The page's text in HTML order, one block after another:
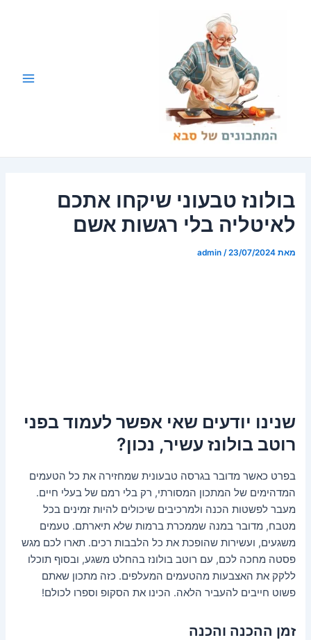
בולונז טבעוני שיקחו אתכם
לאיטליה בלי רגשות אשם
מאת admin /23/07/2024
שנינו יודעים שאי אפשר לעמוד בפני
רוטב בולונז עשיר, נכון?
בפרט כאשר מדובר בגרסה טבעונית שמחזירה את כל הטעמים
המדהימים של המתכון המסורתי, רק בלי רמם של בעלי חיים.
מעבר לפשטות הכנה ולמרכיבים שיכולים להיות זמינים בכל
מטבח, מדובר במנה שממכרת ברמות שלא תיארתם. טעמים
משגעים, ועשירות שהופכת את כל הלבבות רכים. תארו לכם מגש
פסטה מחכה לכם, עם רוטב בולונז בהחלט משגע, ובסוף תוכלו
ללקק את האצבעות מהטעמים המעלפים. כזה מתכון שאתם
פשוט חייבים להעביר הלאה. הכינו את הסקופ וספרו לכולם!
זמן ההכנה והכנה